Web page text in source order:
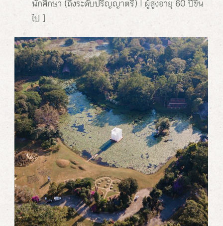
นักศึกษา (ถึงระดับปริญญาตรี) | ผู้สูงอายุ 60 ปีขึ้น
ไป ]